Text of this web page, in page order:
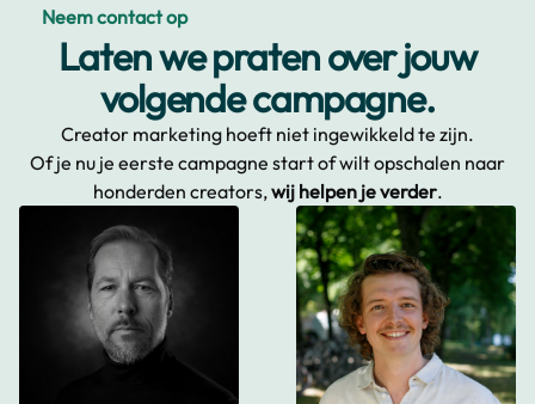
Neem contact op
Laten we praten over jouw
volgende campagne.
Creator marketing hoeft niet ingewikkeld te zijn.
Of je nu je eerste campagne start of wilt opschalen naar
honderden creators,wij helpen je verder.